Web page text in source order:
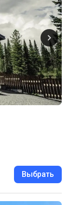
Выбрать